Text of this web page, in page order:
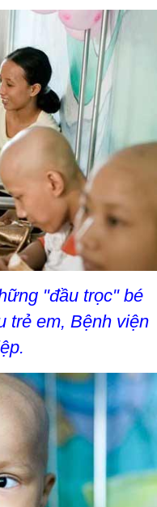
"đầu trọc" bé
trẻ em, Bệnh viện